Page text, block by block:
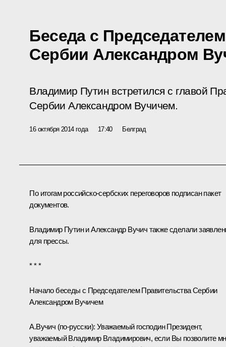
Беседа с
Сербии Александром
Владимир Путин встретился с главой
Сербии Александром Вучичем.
16 октября 2014 года 17:40 Белград
По итогам российско-сербских переговоров подписан пакет
документов.
Владимир Путин и Александр Вучич также сделали
для прессы.
* * *
Начало беседы с Председателем Правительства Сербии
Александром Вучичем
А.Вучич (по‑русски): Уважаемый господин Президент,
уважаемый Владимир Владимирович, если Вы позволите